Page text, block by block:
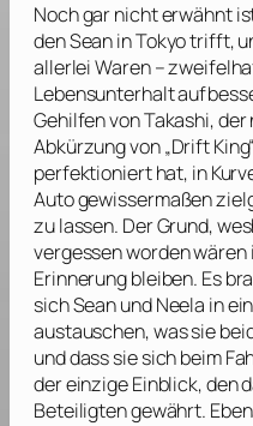
Noch gar nicht erwähnt
den Sean in Tokyo trifft,
allerlei Waren –
Lebensunterhalt
Gehilfen von Takashi, der
Abkürzung von „Drift
perfektioniert hat, in
Auto gewissermaßen
zu lassen. Der Grund,
vergessen worden
Erinnerung bleiben. Es
sich Sean und Neela in
austauschen, was sie
und dass sie sich beim
der einzige Einblick, den
Beteiligten gewährt.